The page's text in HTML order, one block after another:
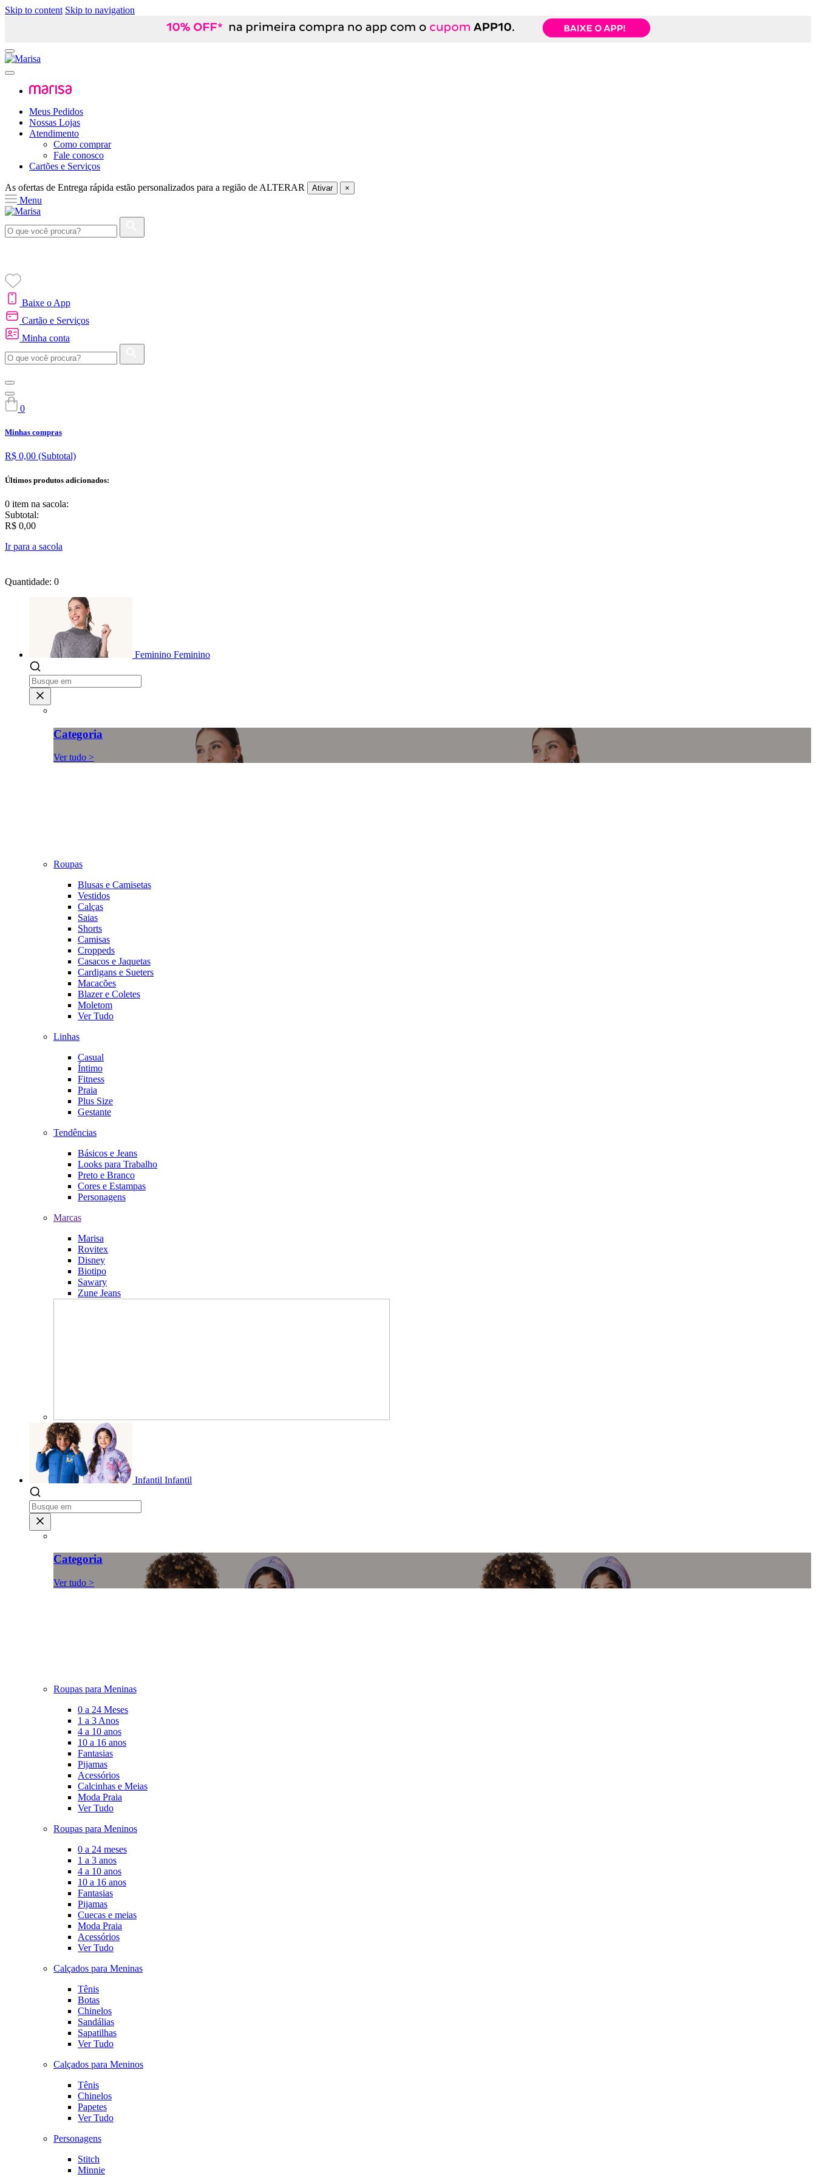
Skip to content Skip to navigation
Meus Pedidos
Nossas Lojas
Atendimento
Como comprar
Fale conosco
Cartões e Serviços
As ofertas de Entrega rápida estão personalizados para a região de ALTERAR Ativar ×
Menu
Baixe o App
Cartão e Serviços
Minha conta
0
Minhas compras
R$ 0,00 (Subtotal)
Últimos produtos adicionados:
0 item na sacola:
Subtotal:
R$ 0,00
Ir para a sacola
Quantidade: 0
Feminino Feminino
Categoria
Ver tudo >
Roupas
Blusas e Camisetas
Vestidos
Calças
Saias
Shorts
Camisas
Croppeds
Casacos e Jaquetas
Cardigans e Sueters
Macacões
Blazer e Coletes
Moletom
Ver Tudo
Linhas
Casual
Íntimo
Fitness
Praia
Plus Size
Gestante
Tendências
Básicos e Jeans
Looks para Trabalho
Preto e Branco
Cores e Estampas
Personagens
Marcas
Marisa
Rovitex
Disney
Biotipo
Sawary
Zune Jeans
Infantil Infantil
Categoria
Ver tudo >
Roupas para Meninas
0 a 24 Meses
1 a 3 Anos
4 a 10 anos
10 a 16 anos
Fantasias
Pijamas
Acessórios
Calcinhas e Meias
Moda Praia
Ver Tudo
Roupas para Meninos
0 a 24 meses
1 a 3 anos
4 a 10 anos
10 a 16 anos
Fantasias
Pijamas
Cuecas e meias
Moda Praia
Acessórios
Ver Tudo
Calçados para Meninas
Tênis
Botas
Chinelos
Sandálias
Sapatilhas
Ver Tudo
Calçados para Meninos
Tênis
Chinelos
Papetes
Ver Tudo
Personagens
Stitch
Minnie